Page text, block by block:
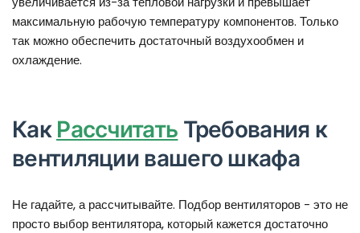
максимальную рабочую температуру компонентов. Только
так можно обеспечить достаточный воздухообмен и
охлаждение.
Как Рассчитать Требования к
вентиляции вашего шкафа
Не гадайте, а рассчитывайте. Подбор вентиляторов - это не
просто выбор вентилятора, который кажется достаточно